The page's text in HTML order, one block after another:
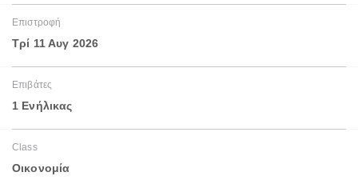
Επιστροφή
Τρί 11 Αυγ 2026
Επιβάτες
1 Ενήλικας
Class
Οικονομία